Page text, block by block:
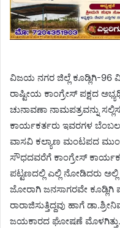
ವಿಜಯ ನಗರ ಜಿಲ್ಲೆ ಕೂಡ್ಲಿಗಿ-96
ರಾಷ್ಟೀಯ ಕಾಂಗ್ರೇಸ್ ಪಕ್ಷದ
ಚುನಾವಣಾ ನಾಮಪತ್ರವನ್ನು
ಕಾರ್ಯಕರ್ತರು ಇವರಗಳ
ವಾಸವಿ ಕಲ್ಯಾಣ ಮಂಟಪದ
ಸೌಧದವರೆಗೆ ಕಾಂಗ್ರೇಸ್
ಪಟ್ಟಣದಲ್ಲಿ ಎಲ್ಲಿ ನೋಡಿದರು
ಜೋರಾಗಿ ಜನಸಾಗರವೇ ಕೂಡ್ಲಿಗಿ
ರಾರಾಜಿಸುತ್ತಿದ್ದವು ಹಾಗೆ
ಜಯಕಾರದ ಘೋಷಣೆ ಮೊಳಗಿತ್ತು.